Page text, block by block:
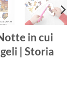
in cui
| Storia